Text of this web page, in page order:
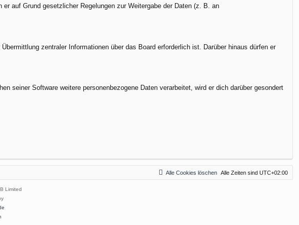
auf Grund gesetzlicher Regelungen zur Weitergabe der Daten (z. B. an
zentraler Informationen über das Board erforderlich ist. Darüber hinaus dürfen er
seiner Software weitere personenbezogene Daten verarbeitet, wird er dich darüber gesondert
Alle Zeiten sind UTC+02:00
Alle Cookies löschen
Limited